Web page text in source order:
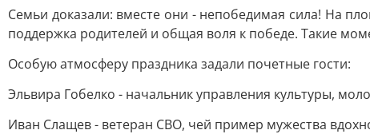
Семьи доказали: вместе они - непобедимая сила! На
поддержка родителей и общая воля к победе. Такие
Особую атмосферу праздника задали почетные гости:
Эльвира Гобелко - начальник управления культуры,
Иван Слащев - ветеран СВО, чей пример мужества